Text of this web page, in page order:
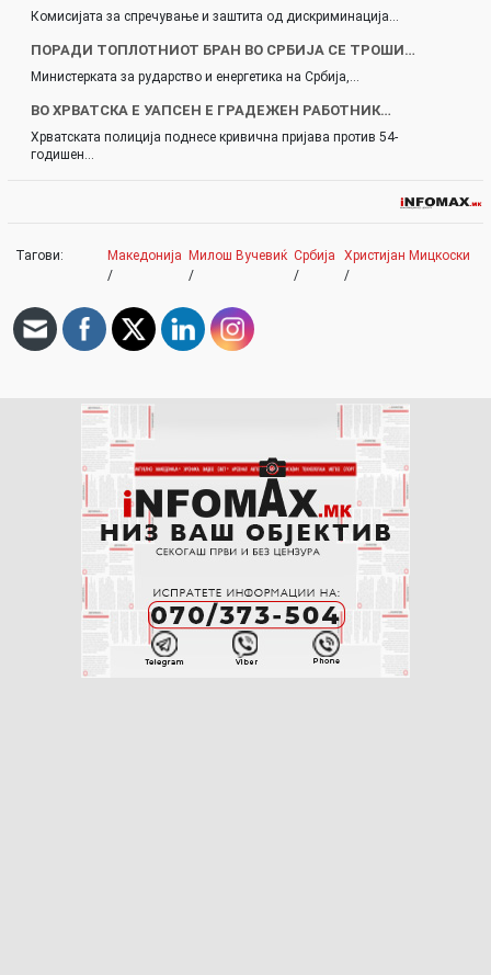
Комисијата за спречување и заштита од дискриминација…
ПОРАДИ ТОПЛОТНИОТ БРАН ВО СРБИЈА СЕ ТРОШИ…
Министерката за рударство и енергетика на Србија,…
ВО ХРВАТСКА Е УАПСЕН Е ГРАДЕЖЕН РАБОТНИК…
Хрватската полиција поднесе кривична пријава против 54-
годишен…
Тагови:
Македонија
/
Милош Вучевиќ
/
Србија
/
Христијан Мицкоски
/